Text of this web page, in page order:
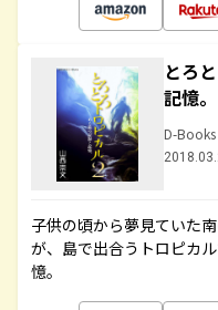
とろ
記憶
D-Books
子供の頃から夢見ていた
が、島で出合うトロピカ
憶。